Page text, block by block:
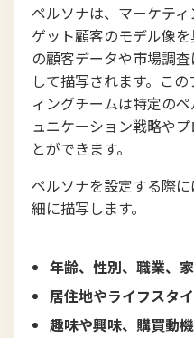
ペルソナは、マーケテ
ゲット顧客のモデル像
の顧客データや市場調
して描写されます。こ
ィングチームは特定の
ュニケーション戦略や
とができます。
ペルソナを設定する際
細に描写します。
年齢、性別、職業、
居住地やライフスタ
趣味や興味、購買動